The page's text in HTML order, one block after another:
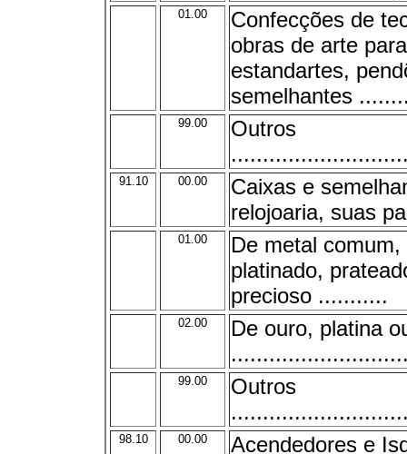
01.00
Confecções de
obras de arte
estandartes,
semelhantes
99.00
Outros
91.10 00.00
Caixas e
relojoaria, suas
01.00
De metal
platinado,
precioso ...........
02.00
De ouro, platina
99.00
Outros
98.10 00.00 Acendedores e